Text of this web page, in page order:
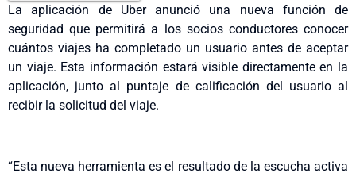
La aplicación de Uber anunció una nueva función de
seguridad que permitirá a los socios conductores conocer
cuántos viajes ha completado un usuario antes de aceptar
un viaje. Esta información estará visible directamente en la
aplicación, junto al puntaje de calificación del usuario al
recibir la solicitud del viaje.
“Esta nueva herramienta es el resultado de la escucha activa